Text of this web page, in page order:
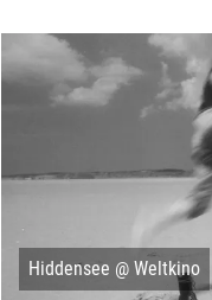
Hiddensee @ Weltkino